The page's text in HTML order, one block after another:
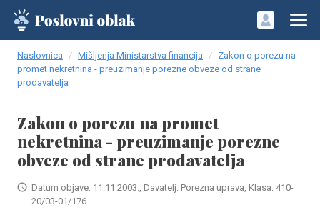
Naslovnica Mišljenja Ministarstva financija
Zakon o porezu na
promet nekretnina - preuzimanje porezne obveze od strane
prodavatelja
Zakon o porezu na promet
nekretnina - preuzimanje porezne
obveze od strane prodavatelja
Datum objave: 11.11.2003., Davatelj: Porezna uprava, Klasa: 410-
20/03-01/176